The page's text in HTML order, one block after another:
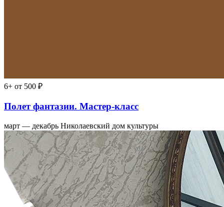
6+ от 500 ₽
Полет фантазии. Мастер-класс
март — декабрь Николаевский дом культуры